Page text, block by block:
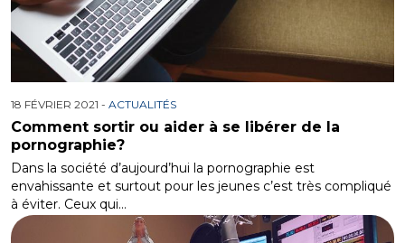
18 FÉVRIER 2021 - ACTUALITÉS
Comment sortir ou aider à se libérer de la
pornographie?
Dans la société d’aujourd’hui la pornographie est
envahissante et surtout pour les jeunes c’est très compliqué
à éviter. Ceux qui…